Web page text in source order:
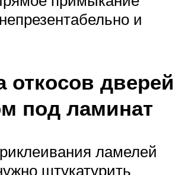
и
откосов дверей
под ламинат
ламелей
штукатурить